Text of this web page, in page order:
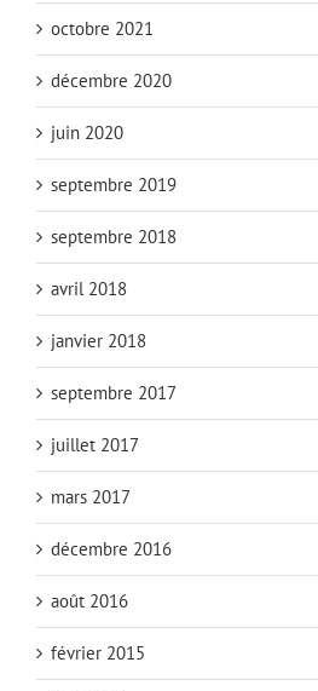
octobre 2021
décembre 2020
juin 2020
septembre 2019
septembre 2018
avril 2018
janvier 2018
septembre 2017
juillet 2017
mars 2017
décembre 2016
août 2016
février 2015